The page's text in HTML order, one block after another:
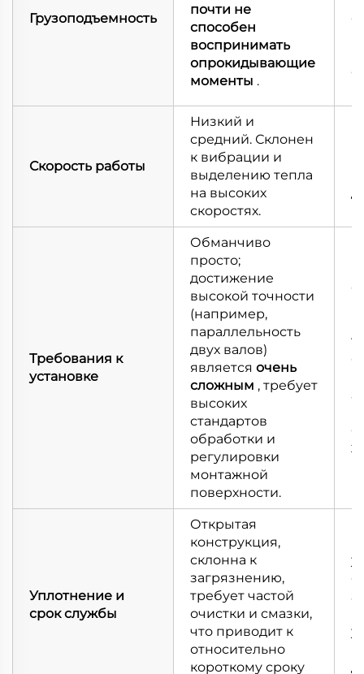
Грузоподъемность
почти не
способен
воспринимать
опрокидывающие
моменты .
Скорость работы
Низкий и
средний. Склонен
к вибрации и
выделению тепла
на высоких
скоростях.
Требования к
установке
Обманчиво
просто;
достижение
высокой точности
(например,
параллельность
двух валов)
является очень
сложным , требует
высоких
стандартов
обработки и
регулировки
монтажной
поверхности.
Уплотнение и
срок службы
Открытая
конструкция,
склонна к
загрязнению,
требует частой
очистки и смазки,
что приводит к
относительно
короткому сроку